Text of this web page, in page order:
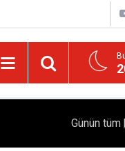
SağlıklıGünün tüm